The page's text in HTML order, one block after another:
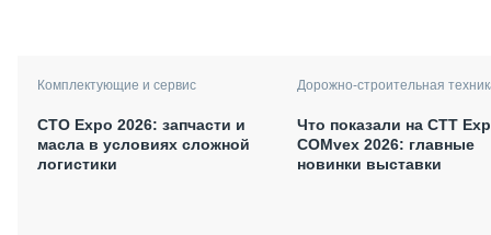
Комплектующие и сервис
СТО Expo 2026: запчасти и
масла в условиях сложной
логистики
Дорожно-строительная
Что показали на CTT
COMvex 2026: главные
новинки выставки